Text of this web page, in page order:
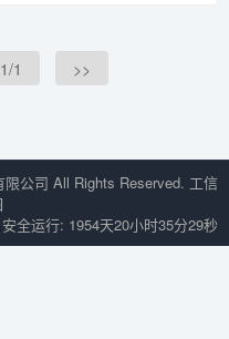
1/1 >>
公司 All Rights Reserved. 工信
安全运行: 1954天20小时35分29秒